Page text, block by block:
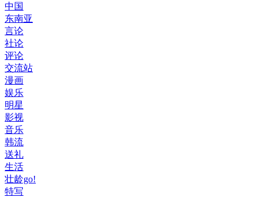
中国
东南亚
言论
社论
评论
交流站
漫画
娱乐
明星
影视
音乐
韩流
送礼
生活
壮龄go!
特写